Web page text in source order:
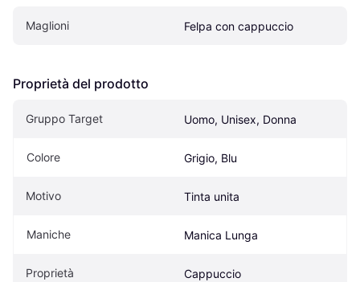
Maglioni Felpa con cappuccio
Proprietà del prodotto
Gruppo Target Uomo, Unisex, Donna
Colore Grigio, Blu
Motivo Tinta unita
Maniche Manica Lunga
Proprietà Cappuccio